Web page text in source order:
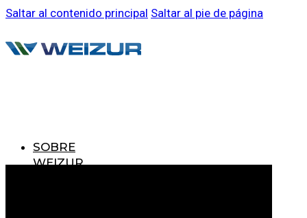
Saltar al contenido principal Saltar al pie de página
SOBRE
WEIZUR